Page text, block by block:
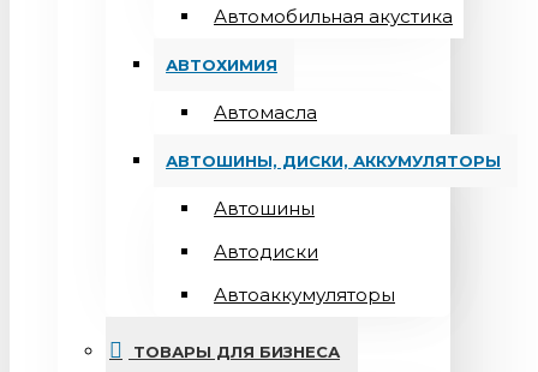
Автомобильная акустика
АВТОХИМИЯ
Автомасла
АВТОШИНЫ, ДИСКИ, АККУМУЛЯТОРЫ
Автошины
Автодиски
Автоаккумуляторы
ТОВАРЫ ДЛЯ БИЗНЕСА